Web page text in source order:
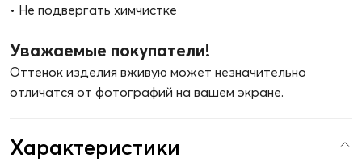
• Не подвергать химчистке
Уважаемые покупатели!
Оттенок изделия вживую может незначительно
отличатся от фотографий на вашем экране.
Характеристики